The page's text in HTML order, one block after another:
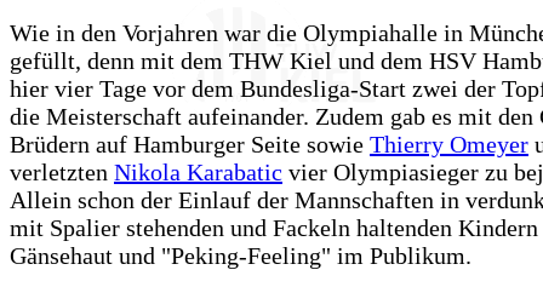
Wie in den Vorjahren war die Olympiahalle in
gefüllt, denn mit dem THW Kiel und dem HSV
hier vier Tage vor dem Bundesliga-Start zwei der
die Meisterschaft aufeinander. Zudem gab es mit
Brüdern auf Hamburger Seite sowie Thierry Omeyer
verletzten Nikola Karabatic vier Olympiasieger zu
Allein schon der Einlauf der Mannschaften in
mit Spalier stehenden und Fackeln haltenden
Gänsehaut und "Peking-Feeling" im Publikum.